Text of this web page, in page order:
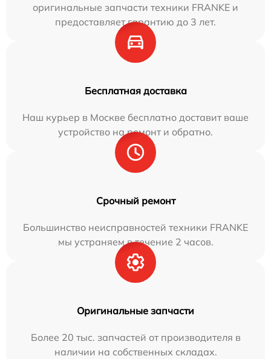
оригинальные запчасти техники FRANKE и
предоставляет гарантию до 3 лет.
Бесплатная доставка
Наш курьер в Москве бесплатно доставит ваше
устройство на ремонт и обратно.
Срочный ремонт
Большинство неисправностей техники FRANKE
мы устраняем в течение 2 часов.
Оригинальные запчасти
Более 20 тыс. запчастей от производителя в
наличии на собственных складах.